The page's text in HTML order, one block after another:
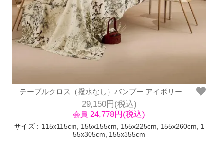
テーブルクロス（撥水なし）バンブー アイボリー
29,150円(税込)
会員 24,778円(税込)
サイズ：115x115cm, 155x155cm, 155x225cm, 155x260cm, 1
55x305cm, 155x355cm